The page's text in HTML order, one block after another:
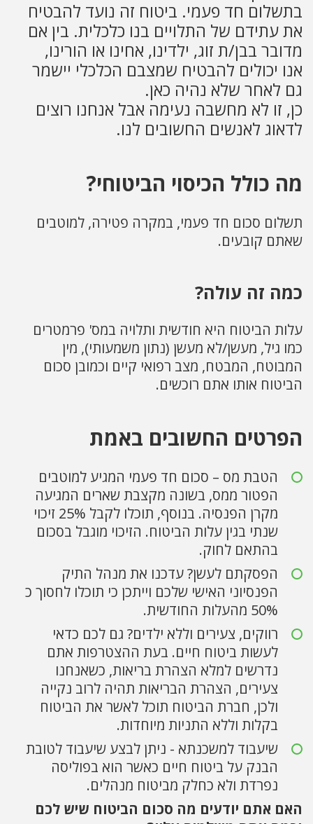
בתשלום חד פעמי. ביטוח זה נועד להבטיח
את עתידם של התלויים בנו כלכלית. בין אם
מדובר בבן/ת זוג, ילדינו, אחינו או הורינו,
אנו יכולים להבטיח שמצבם הכלכלי יישמר
גם לאחר שלא נהיה כאן.
כן, זו לא מחשבה נעימה אבל אנחנו רוצים
לדאוג לאנשים החשובים לנו.
מה כולל הכיסוי הביטוחי?
תשלום סכום חד פעמי, במקרה פטירה, למוטבים
שאתם קובעים.
כמה זה עולה?
עלות הביטוח היא חודשית ותלויה במס' פרמטרים
כמו גיל, מעשן/לא מעשן (נתון משמעותי), מין
המבוטח, המבטח, מצב רפואי קיים וכמובן סכום
הביטוח אותו אתם רוכשים.
הפרטים החשובים באמת
הטבת מס – סכום חד פעמי המגיע למוטבים
הפטור ממס, בשונה מקצבת שארים המגיעה
מקרן הפנסיה. בנוסף, תוכלו לקבל 25% זיכוי
שנתי בגין עלות הביטוח. הזיכוי מוגבל בסכום
בהתאם לחוק.
הפסקתם לעשן? עדכנו את מנהל התיק
הפנסיוני האישי שלכם וייתכן כי תוכלו לחסוך כ
50% מהעלות החודשית.
רווקים, צעירים וללא ילדים? גם לכם כדאי
לעשות ביטוח חיים. בעת ההצטרפות אתם
נדרשים למלא הצהרת בריאות, כשאנחנו
צעירים, הצהרת הבריאות תהיה לרוב נקייה
ולכן, חברת הביטוח תוכל לאשר את הביטוח
בקלות וללא התניות מיוחדות.
שיעבוד למשכנתא - ניתן לבצע שיעבוד לטובת
הבנק על ביטוח חיים כאשר הוא בפוליסה
נפרדת ולא כחלק מביטוח מנהלים.
האם אתם יודעים מה סכום הביטוח שיש לכם